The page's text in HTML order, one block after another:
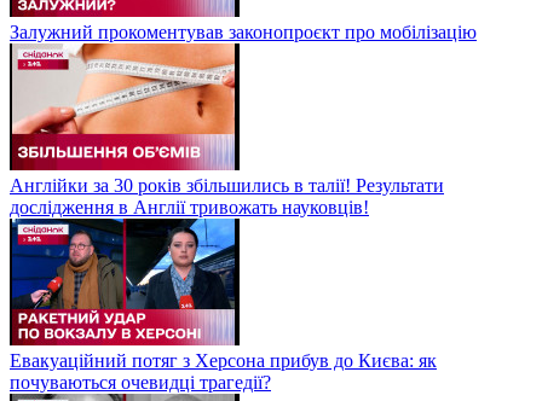
Залужний прокоментував законопроєкт про мобілізацію
Англійки за 30 років збільшились в талії! Результати
дослідження в Англії тривожать науковців!
Евакуаційний потяг з Херсона прибув до Києва: як
почуваються очевидці трагедії?